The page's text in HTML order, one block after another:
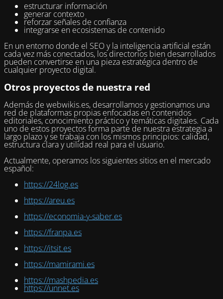
estructurar información
generar contexto
reforzar señales de confianza
integrarse en ecosistemas de contenido
En un entorno donde el SEO y la inteligencia artificial están
cada vez más conectados, los directorios bien desarrollados
pueden convertirse en una pieza estratégica dentro de
cualquier proyecto digital.
Otros proyectos de nuestra red
Además de webwikis.es, desarrollamos y gestionamos una
red de plataformas propias enfocadas en contenidos
editoriales, conocimiento práctico y temáticas digitales. Cada
uno de estos proyectos forma parte de nuestra estrategia a
largo plazo y se trabaja con los mismos principios: calidad,
estructura clara y utilidad real para el usuario.
Actualmente, operamos los siguientes sitios en el mercado
español:
https://24log.es
https://areu.es
https://economia-y-saber.es
https://franpa.es
https://itsit.es
https://mamirami.es
https://mashpedia.es
https://unnet.es